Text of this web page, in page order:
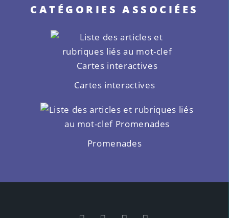
CATÉGORIES ASSOCIÉES
Cartes interactives
Promenades